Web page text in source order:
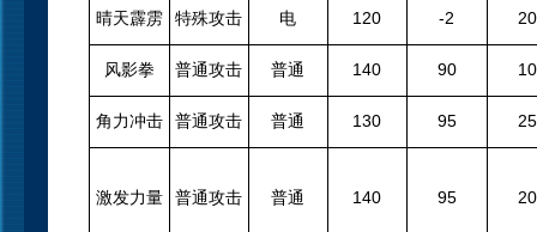
晴天霹雳 特殊攻击 电 120 -2 20
风影拳 普通攻击 普通 140 90 10
角力冲击 普通攻击 普通 130 95 25
激发力量 普通攻击 普通 140 95 20